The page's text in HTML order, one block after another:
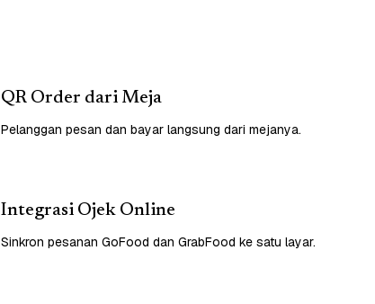
QR Order dari Meja
Pelanggan pesan dan bayar langsung dari mejanya.
Integrasi Ojek Online
Sinkron pesanan GoFood dan GrabFood ke satu layar.